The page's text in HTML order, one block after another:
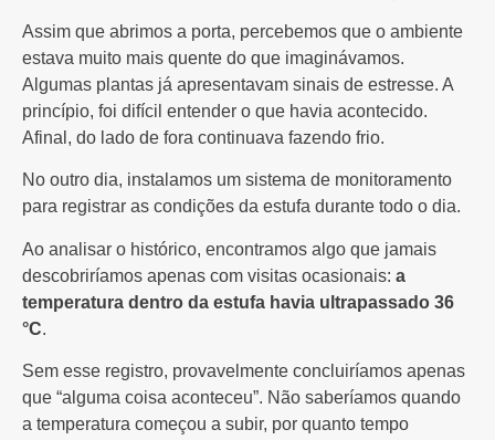
Assim que abrimos a porta, percebemos que o ambiente
estava muito mais quente do que imaginávamos.
Algumas plantas já apresentavam sinais de estresse. A
princípio, foi difícil entender o que havia acontecido.
Afinal, do lado de fora continuava fazendo frio.
No outro dia, instalamos um sistema de monitoramento
para registrar as condições da estufa durante todo o dia.
Ao analisar o histórico, encontramos algo que jamais
descobriríamos apenas com visitas ocasionais: a
temperatura dentro da estufa havia ultrapassado 36
°C.
Sem esse registro, provavelmente concluiríamos apenas
que “alguma coisa aconteceu”. Não saberíamos quando
a temperatura começou a subir, por quanto tempo